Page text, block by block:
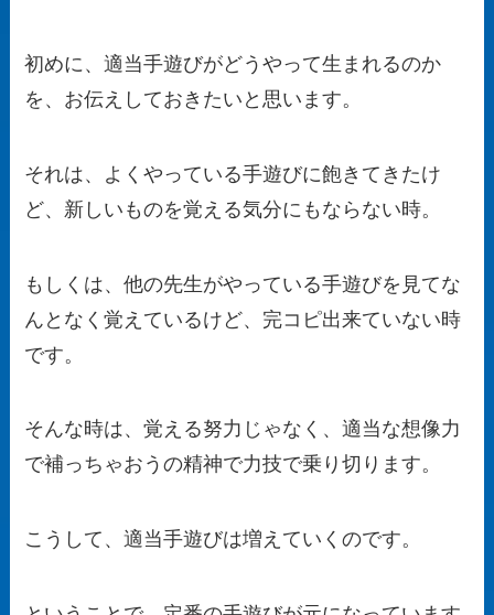
初めに、適当手遊びがどうやって生まれるのか
を、お伝えしておきたいと思います。
それは、よくやっている手遊びに飽きてきたけ
ど、新しいものを覚える気分にもならない時。
もしくは、他の先生がやっている手遊びを見てな
んとなく覚えているけど、完コピ出来ていない時
です。
そんな時は、覚える努力じゃなく、適当な想像力
で補っちゃおうの精神で力技で乗り切ります。
こうして、適当手遊びは増えていくのです。